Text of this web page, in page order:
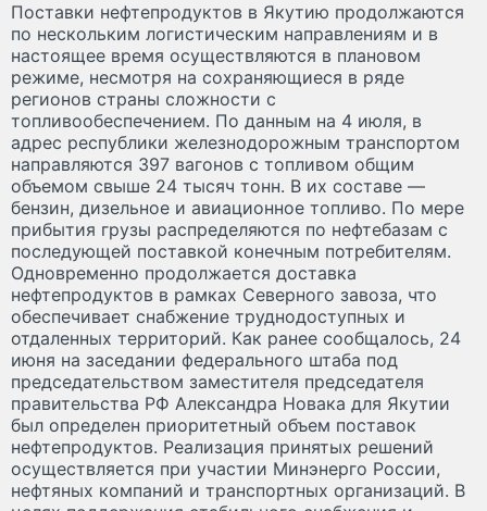
Поставки нефтепродуктов в Якутию продолжаются
по нескольким логистическим направлениям и в
настоящее время осуществляются в плановом
режиме, несмотря на сохраняющиеся в ряде
регионов страны сложности с
топливообеспечением. По данным на 4 июля, в
адрес республики железнодорожным транспортом
направляются 397 вагонов с топливом общим
объемом свыше 24 тысяч тонн. В их составе —
бензин, дизельное и авиационное топливо. По мере
прибытия грузы распределяются по нефтебазам с
последующей поставкой конечным потребителям.
Одновременно продолжается доставка
нефтепродуктов в рамках Северного завоза, что
обеспечивает снабжение труднодоступных и
отдаленных территорий. Как ранее сообщалось, 24
июня на заседании федерального штаба под
председательством заместителя председателя
правительства РФ Александра Новака для Якутии
был определен приоритетный объем поставок
нефтепродуктов. Реализация принятых решений
осуществляется при участии Минэнерго России,
нефтяных компаний и транспортных организаций. В